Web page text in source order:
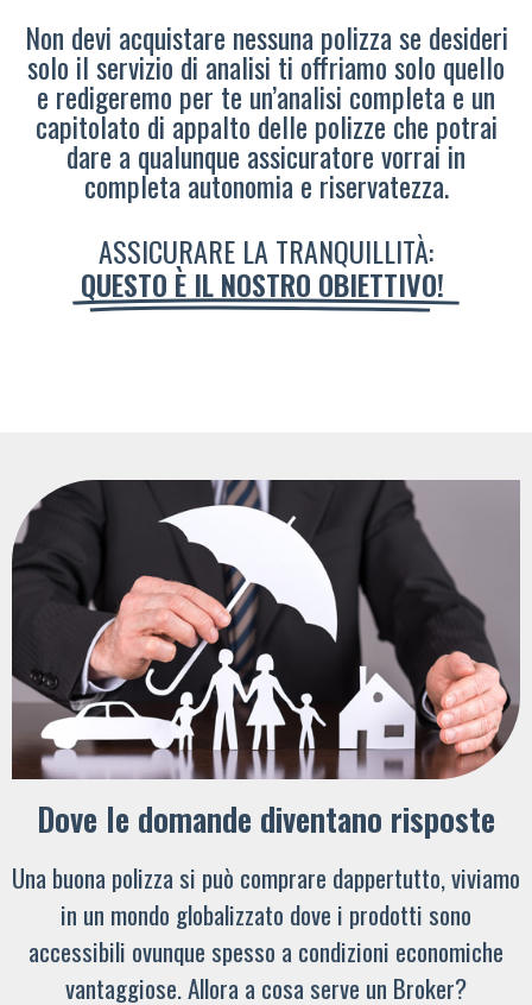
Non devi acquistare nessuna polizza se desideri
solo il servizio di analisi ti offriamo solo quello
e redigeremo per te un’analisi completa e un
capitolato di appalto delle polizze che potrai
dare a qualunque assicuratore vorrai in
completa autonomia e riservatezza.
ASSICURARE LA TRANQUILLITÀ:
QUESTO È IL NOSTRO OBIETTIVO!
Dove le domande diventano risposte
Una buona polizza si può comprare dappertutto, viviamo
in un mondo globalizzato dove i prodotti sono
accessibili ovunque spesso a condizioni economiche
vantaggiose. Allora a cosa serve un Broker?